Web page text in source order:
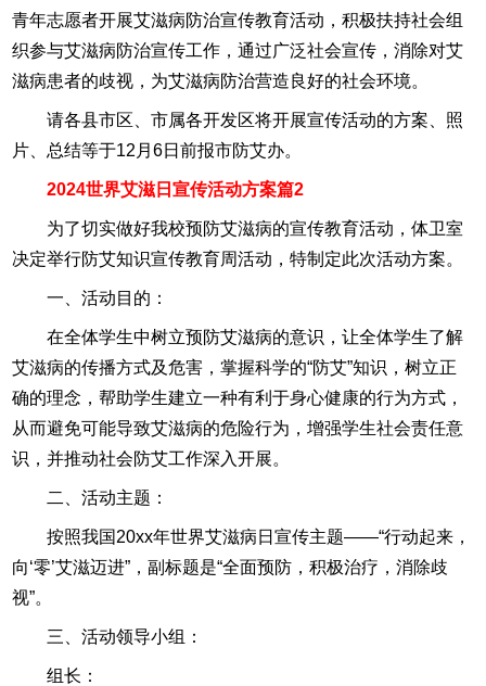
青年志愿者开展艾滋病防治宣传教育活动，积极扶持社会组
织参与艾滋病防治宣传工作，通过广泛社会宣传，消除对艾
滋病患者的歧视，为艾滋病防治营造良好的社会环境。
请各县市区、市属各开发区将开展宣传活动的方案、照
片、总结等于12月6日前报市防艾办。
2024世界艾滋日宣传活动方案篇2
为了切实做好我校预防艾滋病的宣传教育活动，体卫室
决定举行防艾知识宣传教育周活动，特制定此次活动方案。
一、活动目的：
在全体学生中树立预防艾滋病的意识，让全体学生了解
艾滋病的传播方式及危害，掌握科学的“防艾”知识，树立正
确的理念，帮助学生建立一种有利于身心健康的行为方式，
从而避免可能导致艾滋病的危险行为，增强学生社会责任意
识，并推动社会防艾工作深入开展。
二、活动主题：
按照我国20xx年世界艾滋病日宣传主题——“行动起来，
向‘零’艾滋迈进”，副标题是“全面预防，积极治疗，消除歧
视”。
三、活动领导小组：
组长：